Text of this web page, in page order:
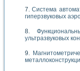
Система
гиперзвуковых
ультразвуковых